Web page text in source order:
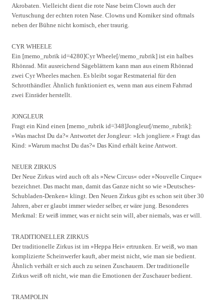
Akrobaten. Vielleicht dient die rote Nase beim Clown auch der
Vertuschung der echten roten Nase. Clowns und Komiker sind oftmals
neben der Bühne nicht komisch, eher traurig.
CYR WHEELE
Ein [memo_rubrik id=4280]Cyr Wheele[/memo_rubrik] ist ein halbes
Rhönrad. Mit ausreichend Sägeblättern kann man aus einem Rhönrad
zwei Cyr Wheeles machen. Es bleibt sogar Restmaterial für den
Schrotthändler. Ähnlich funktioniert es, wenn man aus einem Fahrrad
zwei Einräder herstellt.
JONGLEUR
Fragt ein Kind einen [memo_rubrik id=348]Jongleur[/memo_rubrik]:
»Was machst Du da?« Antwortet der Jongleur: »Ich jongliere.« Fragt das
Kind: »Warum machst Du das?« Das Kind erhält keine Antwort.
NEUER ZIRKUS
Der Neue Zirkus wird auch oft als »New Circus« oder »Nouvelle Cirque«
bezeichnet. Das macht man, damit das Ganze nicht so wie »Deutsches-
Schubladen-Denken« klingt. Den Neuen Zirkus gibt es schon seit über 30
Jahren, aber er glaubt immer wieder selber, er wäre jung. Besonderes
Merkmal: Er weiß immer, was er nicht sein will, aber niemals, was er will.
TRADITIONELLER ZIRKUS
Der traditionelle Zirkus ist im »Heppa Hei« ertrunken. Er weiß, wo man
komplizierte Scheinwerfer kauft, aber meist nicht, wie man sie bedient.
Ähnlich verhält er sich auch zu seinen Zuschauern. Der traditionelle
Zirkus weiß oft nicht, wie man die Emotionen der Zuschauer bedient.
TRAMPOLIN